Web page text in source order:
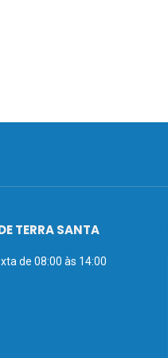
TERRA SANTA
de 08:00 às 14:00